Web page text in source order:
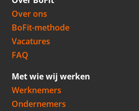
Over ons
BoFit-methode
Vacatures
FAQ
Met wie wij werken
Werknemers
Ondernemers